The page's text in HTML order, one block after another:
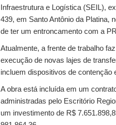
Infraestrutura e Logística (SEIL),
439, em Santo Antônio da Platina,
de ter um entroncamento com a
Atualmente, a frente de trabalho
execução de novas lajes de
incluem dispositivos de contenção
A obra está incluída em um
administradas pelo Escritório
um investimento de R$